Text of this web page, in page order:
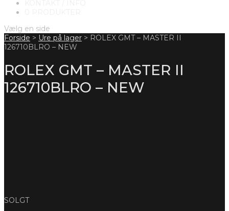
Vælg en side
Forside > Ure på lager > ROLEX GMT – MASTER II
126710BLRO – NEW
ROLEX GMT – MASTER II
126710BLRO – NEW
SOLGT